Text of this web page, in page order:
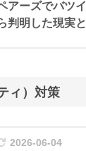
アーズでバツ
判明した現実
ィ）対策
2026-06-04